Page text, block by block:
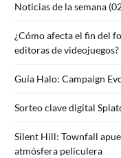
Noticias de la semana
¿Cómo afecta el fin del
editoras de
Guía Halo: Campaign
Sorteo clave digital
Silent Hill: Townfall
atmósfera peliculera